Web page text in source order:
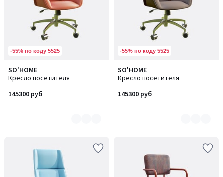
-55% по коду 5525
SO'HOME
Кресло посетителя
145300 руб
Количество
цветов:
5
-55% по коду 5525
SO'HOME
Кресло посетителя
145300 руб
Количество
цветов:
3